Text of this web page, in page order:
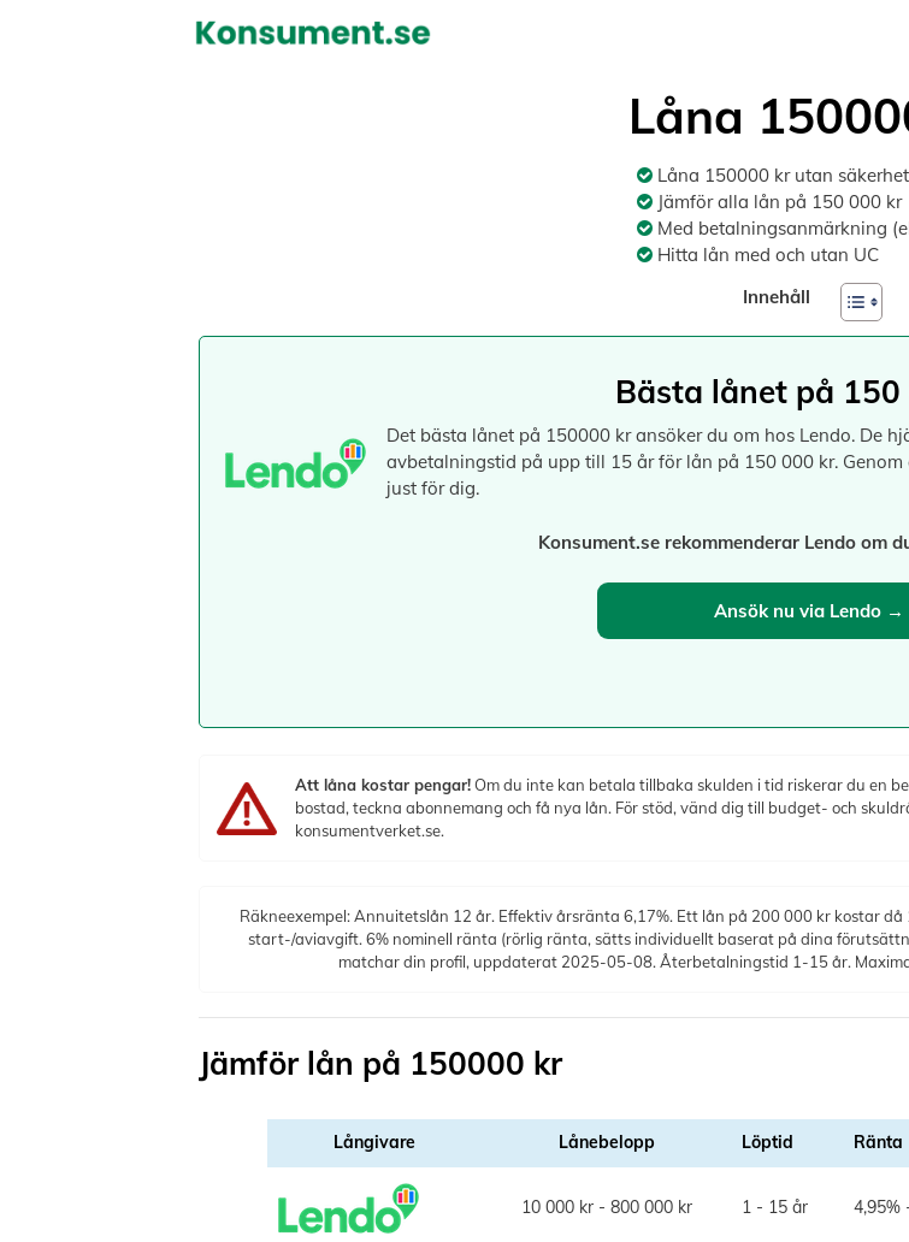
Låna
Låna 150000 kr utan säkerhet
Jämför alla lån på 150 000 kr
Med betalningsanmärkning
Hitta lån med och utan UC
Innehåll
Bästa lånet på
Det bästa lånet på 150000 kr ansöker du om hos Lendo. De
avbetalningstid på upp till 15 år för lån på 150 000 kr.
just för dig.
Konsument.se rekommenderar Lendo om
Ansök nu via Lendo →
Att låna kostar pengar!Om du inte kan betala tillbaka skulden i tid riskerar du en
bostad, teckna abonnemang och få nya lån. För stöd, vänd dig till budget- och
konsumentverket.se.
Räkneexempel: Annuitetslån 12 år. Effektiv årsränta 6,17%. Ett lån på 200 000 kr kostar
start-/aviavgift. 6% nominell ränta (rörlig ränta, sätts individuellt baserat på dina
matchar din profil, uppdaterat 2025-05-08. Återbetalningstid 1-15 år.
Jämför lån på 150000 kr
Långivare Lånebelopp Löptid Ränta
10 000 kr - 800 000 kr 1 - 15 år 4,95%